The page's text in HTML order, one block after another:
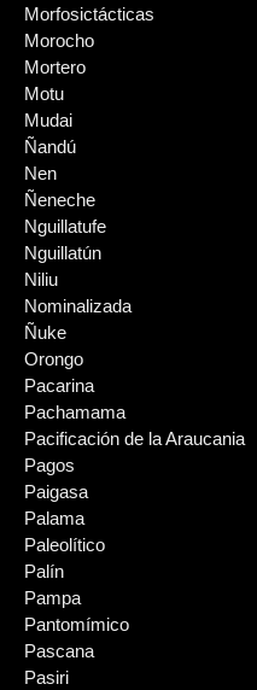
Morfosictácticas
Morocho
Mortero
Motu
Mudai
Ñandú
Nen
Ñeneche
Nguillatufe
Nguillatún
Niliu
Nominalizada
Ñuke
Orongo
Pacarina
Pachamama
Pacificación de la Araucania
Pagos
Paigasa
Palama
Paleolítico
Palín
Pampa
Pantomímico
Pascana
Pasiri